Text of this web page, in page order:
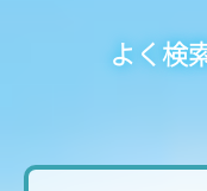
よく検